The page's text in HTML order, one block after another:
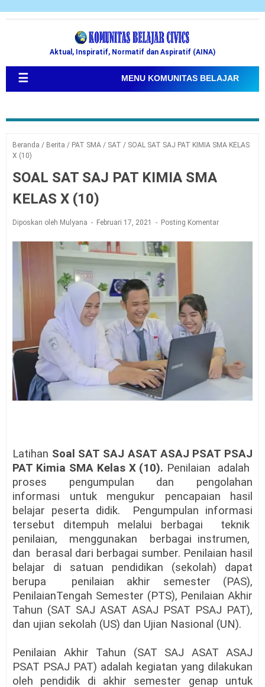
Aktual, Inspiratif, Normatif dan Aspiratif (AINA)
☰ MENU KOMUNITAS BELAJAR
Beranda / Berita / PAT SMA / SAT / SOAL SAT SAJ PAT KIMIA SMA KELAS
X (10)
SOAL SAT SAJ PAT KIMIA SMA
KELAS X (10)
Diposkan oleh Mulyana Februari 17, 2021 Posting Komentar
Latihan Soal SAT SAJ ASAT ASAJ PSAT PSAJ
PAT Kimia SMA Kelas X (10). Penilaian
adalah
proses
pengumpulan dan
pengolahan
informasi untuk mengukur pencapaian hasil
belajar peserta didik.
Pengumpulan informasi
tersebut ditempuh melalui berbagai
teknik
penilaian,
menggunakan
berbagai instrumen,
dan berasal dari berbagai sumber. Penilaian hasil
belajar di satuan pendidikan (sekolah) dapat
berupa
penilaian akhir semester (PAS),
PenilaianTengah Semester (PTS), Penilaian Akhir
Tahun (SAT SAJ ASAT ASAJ PSAT PSAJ PAT),
dan ujian sekolah (US) dan Ujian Nasional (UN).
Penilaian Akhir Tahun (SAT SAJ ASAT ASAJ
PSAT PSAJ PAT) adalah kegiatan yang dilakukan
oleh pendidik di akhir semester genap untuk